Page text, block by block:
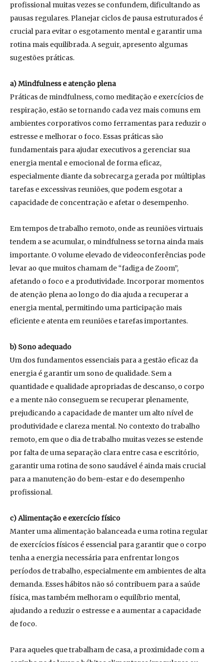
profissional muitas vezes se confundem, dificultando as
pausas regulares. Planejar ciclos de pausa estruturados é
crucial para evitar o esgotamento mental e garantir uma
rotina mais equilibrada. A seguir, apresento algumas
sugestões práticas.
a) Mindfulness e atenção plena
Práticas de mindfulness, como meditação e exercícios de
respiração, estão se tornando cada vez mais comuns em
ambientes corporativos como ferramentas para reduzir o
estresse e melhorar o foco. Essas práticas são
fundamentais para ajudar executivos a gerenciar sua
energia mental e emocional de forma eficaz,
especialmente diante da sobrecarga gerada por múltiplas
tarefas e excessivas reuniões, que podem esgotar a
capacidade de concentração e afetar o desempenho.
Em tempos de trabalho remoto, onde as reuniões virtuais
tendem a se acumular, o mindfulness se torna ainda mais
importante. O volume elevado de videoconferências pode
levar ao que muitos chamam de “fadiga de Zoom”,
afetando o foco e a produtividade. Incorporar momentos
de atenção plena ao longo do dia ajuda a recuperar a
energia mental, permitindo uma participação mais
eficiente e atenta em reuniões e tarefas importantes.
b) Sono adequado
Um dos fundamentos essenciais para a gestão eficaz da
energia é garantir um sono de qualidade. Sem a
quantidade e qualidade apropriadas de descanso, o corpo
e a mente não conseguem se recuperar plenamente,
prejudicando a capacidade de manter um alto nível de
produtividade e clareza mental. No contexto do trabalho
remoto, em que o dia de trabalho muitas vezes se estende
por falta de uma separação clara entre casa e escritório,
garantir uma rotina de sono saudável é ainda mais crucial
para a manutenção do bem-estar e do desempenho
profissional.
c) Alimentação e exercício físico
Manter uma alimentação balanceada e uma rotina regular
de exercícios físicos é essencial para garantir que o corpo
tenha a energia necessária para enfrentar longos
períodos de trabalho, especialmente em ambientes de alta
demanda. Esses hábitos não só contribuem para a saúde
física, mas também melhoram o equilíbrio mental,
ajudando a reduzir o estresse e a aumentar a capacidade
de foco.
Para aqueles que trabalham de casa, a proximidade com a